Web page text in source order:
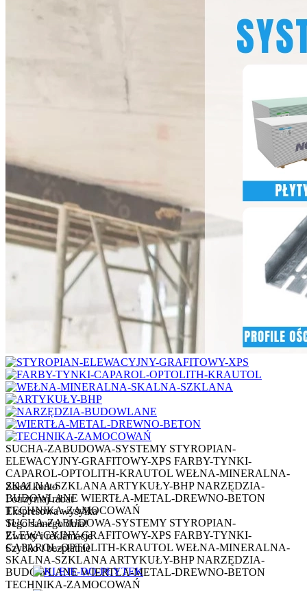
SUCHA-ZABUDOWA-SYSTEMY STYROPIAN-
ELEWACYJNY-GRAFITOWY-XPS FARBY-TYNKI-
CAPAROL-OPTOLITH-KRAUTOL WEŁNA-MINERALNA-
SKALNA-SZKLANA ARTYKUŁY-BHPNARZĘDZIA-
BUDOWLANE WIERTŁA-METAL-DREWNO-BETON
TECHNIKA-ZAMOCOWAŃ
SUCHA-ZABUDOWA-SYSTEMY STYROPIAN-
ELEWACYJNY-GRAFITOWY-XPS FARBY-TYNKI-
CAPAROL-OPTOLITH-KRAUTOL WEŁNA-MINERALNA-
SKALNA-SZKLANA ARTYKUŁY-BHPNARZĘDZIA-
BUDOWLANEWIERTŁA-METAL-DREWNO-BETON
TECHNIKA-ZAMOCOWAŃ
Załóż konto
I otrzymaj rabat
Ekspresowa wysyłka
Tego samego dnia!
Zwroty i reklamacje
Szybko i bezpłatnie